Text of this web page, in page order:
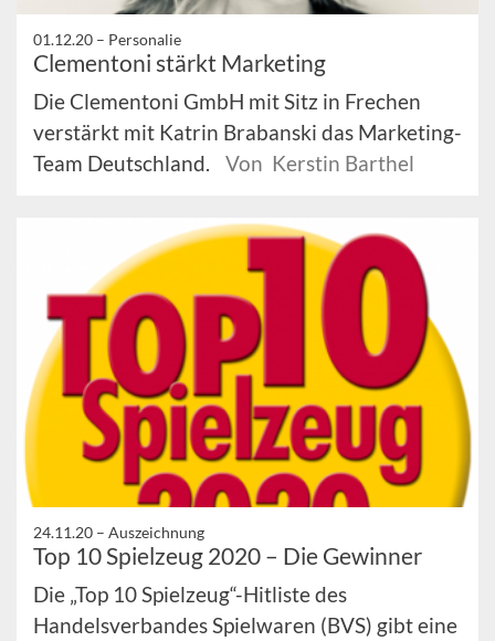
01.12.20 – Personalie
Clementoni stärkt Marketing
Die Clementoni GmbH mit Sitz in Frechen
verstärkt mit Katrin Brabanski das Marketing-
Team Deutschland.
Von Kerstin Barthel
24.11.20 – Auszeichnung
Top 10 Spielzeug 2020 – Die Gewinner
Die „Top 10 Spielzeug“-Hitliste des
Handelsverbandes Spielwaren (BVS) gibt eine